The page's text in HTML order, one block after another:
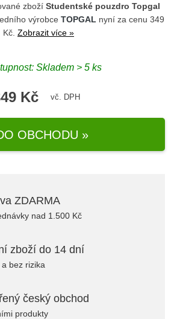
zboží Studentské pouzdro Topgal
výrobce TOPGAL nyní za cenu 349
Kč. Zobrazit více »
Skladem > 5 ks
Kč vč. DPH
OBCHODU »
ZDARMA
nad 1.500 Kč
zboží do 14 dní
bez rizika
český obchod
produkty